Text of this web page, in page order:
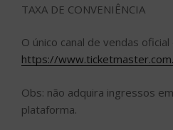
TAXA DE CONVENIÊNCIA
O único canal de vendas oficial
https://
Obs: não adquira ingressos
plataforma.